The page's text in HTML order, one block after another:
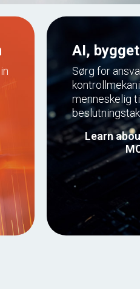
AI,
Sørg for
menneskelig
Learn